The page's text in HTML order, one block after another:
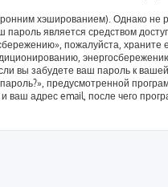
хэшированием). Однако не
пароль является средством
пожалуйста, храните
вы забудете ваш пароль к
предусмотренной
ваш адрес email, после чего